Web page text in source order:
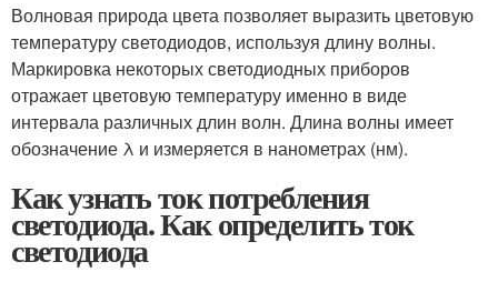
Волновая природа цвета позволяет выразить цветовую
температуру светодиодов, используя длину волны.
Маркировка некоторых светодиодных приборов
отражает цветовую температуру именно в виде
интервала различных длин волн. Длина волны имеет
обозначение λ и измеряется в нанометрах (нм).
Как узнать ток потребления
светодиода. Как определить ток
светодиода